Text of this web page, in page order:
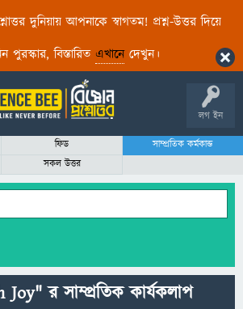
দুনিয়ায় আপনাকে স্বাগতম! প্রশ্ন-উত্তর দিয়ে
পুরস্কার, বিস্তারিত এখানেদেখুন।
লগ ইন
ফিড
সাম্প্রতিক কর্মকান্ড
সকল উত্তর
র সাম্প্রতিক কার্যকলাপ